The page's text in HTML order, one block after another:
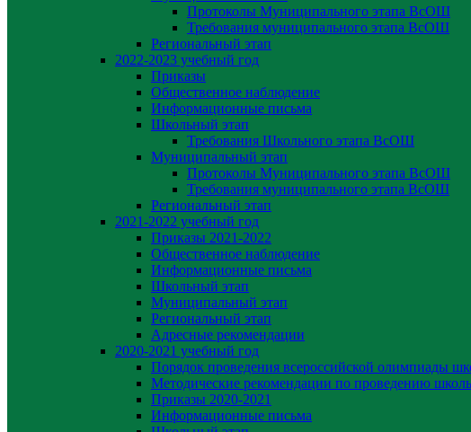
Протоколы Муниципального этапа ВсОШ
Требования муниципального этапа ВсОШ
Региональный этап
2022-2023 yчебный год
Приказы
Общественное наблюдение
Информационные письма
Школьный этап
Требования Школьного этапа ВсОШ
Муниципальный этап
Протоколы Муниципального этапа ВсОШ
Требования муниципального этапа ВсОШ
Региональный этап
2021-2022 yчебный год
Приказы 2021-2022
Общественное наблюдение
Информационные письма
Школьный этап
Муниципальный этап
Региональный этап
Адресные рекомендации
2020-2021 yчебный год
Порядок проведения всероссийской олимпиады
Методические рекомендации по проведению
Приказы 2020-2021
Информационные письма